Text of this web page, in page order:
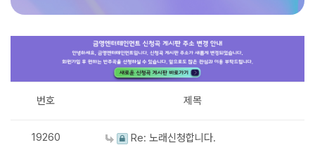
번호 제목
19260 Re: 노래신청합니다.